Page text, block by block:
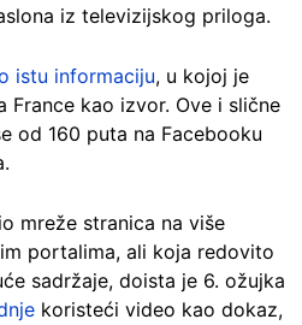
iz televizijskog priloga.
istu informaciju, u kojoj je
France kao izvor. Ove i slične
od 160 puta na Facebooku
mreže stranica na više
portalima, ali koja redovito
sadržaje, doista je 6. ožujka
koristeći video kao dokaz,